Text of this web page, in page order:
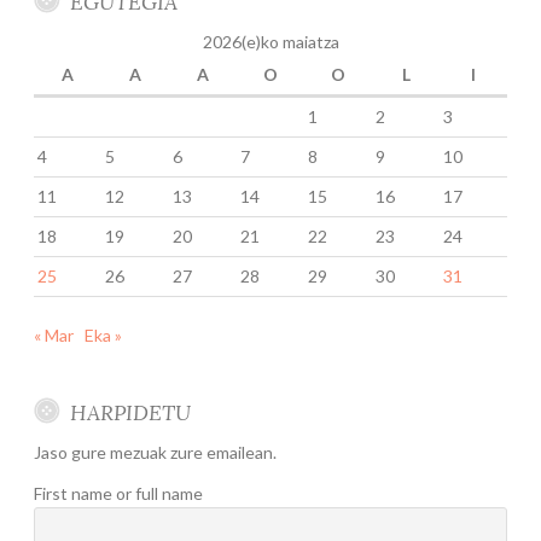
2026(e)ko maiatza
A
A A O O L I
1 2
3
4
5 6 7 8 9
10
11
12 13 14 15 16
17
18
19 20 21 22 23
24
25
26 27 28 29 30 31
« Mar Eka »
HARPIDETU
Jaso gure mezuak zure emailean.
First name or full name